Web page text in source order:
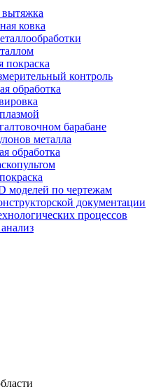
вытяжка
ковка
покраска
контроль
обработка
барабане
металла
обработка
моделей по чертежам
документации
процессов